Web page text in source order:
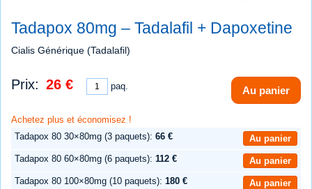
Tadapox 80mg – Tadalafil + Dapoxetine
Cialis Générique (Tadalafil)
Prix: 26 € paq. Au panier
Achetez plus et économisez !
Tadapox 80 30×80mg (3 paquets): 66 €
Au panier
Tadapox 80 60×80mg (6 paquets): 112 €
Au panier
Tadapox 80 100×80mg (10 paquets): 180 € Au panier